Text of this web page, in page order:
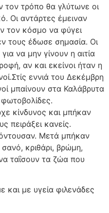
τον τρόπο θα γλύτωνε οι
Οι αντάρτες έμειναν
τον κόσμο να φύγει
τους έδωσε σημασία. Οι
να μην γίνουν η αιτία
αν και εκείνοι ήταν η
εννιά του Δεκέμβρη
μπαίνουν στα Καλάβρυτα
κίνδυνος και μπήκαν
πειράξει κανείς.
Μετά μπήκαν
κριθάρι, βρώμη,
ταΐσουν τα ζώα που
με υγεία φιλενάδες